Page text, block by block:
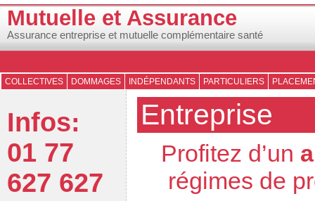
Mutuelle et Assurance
Assurance entreprise et mutuelle complémentaire santé
COLLECTIVES DOMMAGES INDÉPENDANTS PARTICULIERS
Infos:
01 77
627 627
Entreprise
Profitez d’un
régimes de